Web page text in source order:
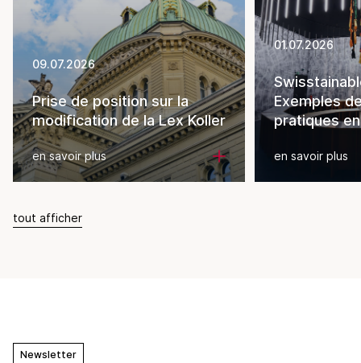
09.07.2026
Prise de position sur la
modification de la Lex Koller
en savoir plus
01.07.2026
Exemples
pratiques
en savoir plus
tout afficher
Newsletter